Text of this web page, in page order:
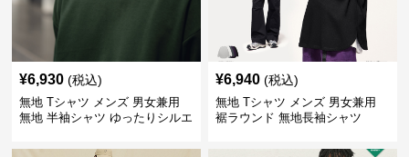
¥6,930 (税込)
無地 Tシャツ メンズ 男女兼用
無地 半袖シャツ ゆったりシルエ
¥6,940 (税込)
無地 Tシャツ メンズ 男女兼用
裾ラウンド 無地長袖シャツ